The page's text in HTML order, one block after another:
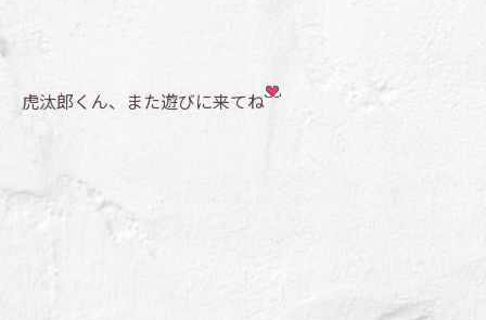
虎汰郎くん、また遊びに来てね